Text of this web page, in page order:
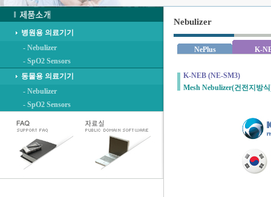
병원용 의료기기
- Nebulizer
- SpO2 Sensors
동물용 의료기기
- Nebulizer
- SpO2 Sensors
Nebulizer
NePlus K-
K-NEB (NE-SM3)
Mesh Nebulizer(건전지방